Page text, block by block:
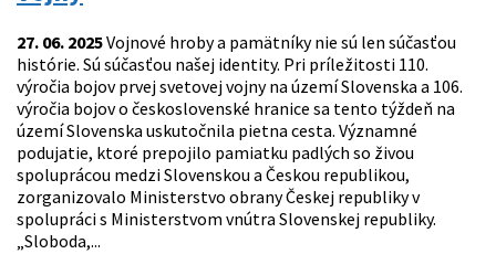
27. 06. 2025Vojnové hroby a pamätníky nie sú len súčasťou
histórie. Sú súčasťou našej identity. Pri príležitosti 110.
výročia bojov prvej svetovej vojny na území Slovenska a 106.
výročia bojov o československé hranice sa tento týždeň na
území Slovenska uskutočnila pietna cesta. Významné
podujatie, ktoré prepojilo pamiatku padlých so živou
spoluprácou medzi Slovenskou a Českou republikou,
zorganizovalo Ministerstvo obrany Českej republiky v
spolupráci s Ministerstvom vnútra Slovenskej republiky.
„Sloboda,...